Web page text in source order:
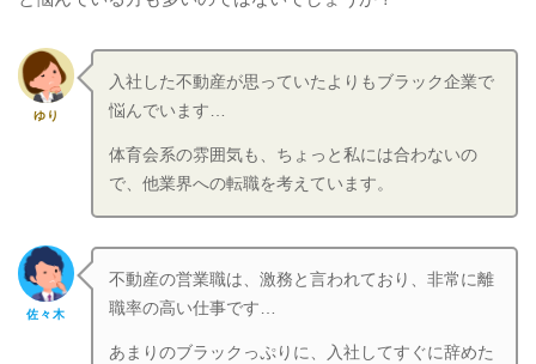
ゆり
入社した不動産が思っていたよりもブラック企業で
悩んでいます…
体育会系の雰囲気も、ちょっと私には合わないの
で、他業界への転職を考えています。
佐々木
不動産の営業職は、激務と言われており、非常に離
職率の高い仕事です…
あまりのブラックっぷりに、入社してすぐに辞めた